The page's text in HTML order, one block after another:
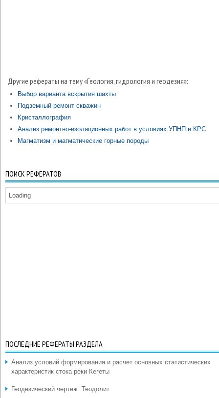
Другие рефераты на тему «Геология, гидрология и геодезия»:
Выбор варианта вскрытия шахты
Подземный ремонт скважин
Кристаллография
Анализ ремонтно-изоляционных работ в условиях УПНП и КРС
Магматизм и магматические горные породы
ПОИСК РЕФЕРАТОВ
Loading
ПОСЛЕДНИЕ РЕФЕРАТЫ РАЗДЕЛА
Анализ условий формирования и расчет основных статистических
характеристик стока реки Кегеты
Геодезический чертеж. Теодолит